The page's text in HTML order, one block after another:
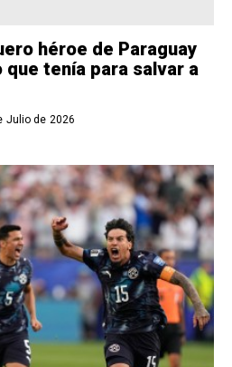
héroe de Paraguay
tenía para salvar a
Julio de 2026